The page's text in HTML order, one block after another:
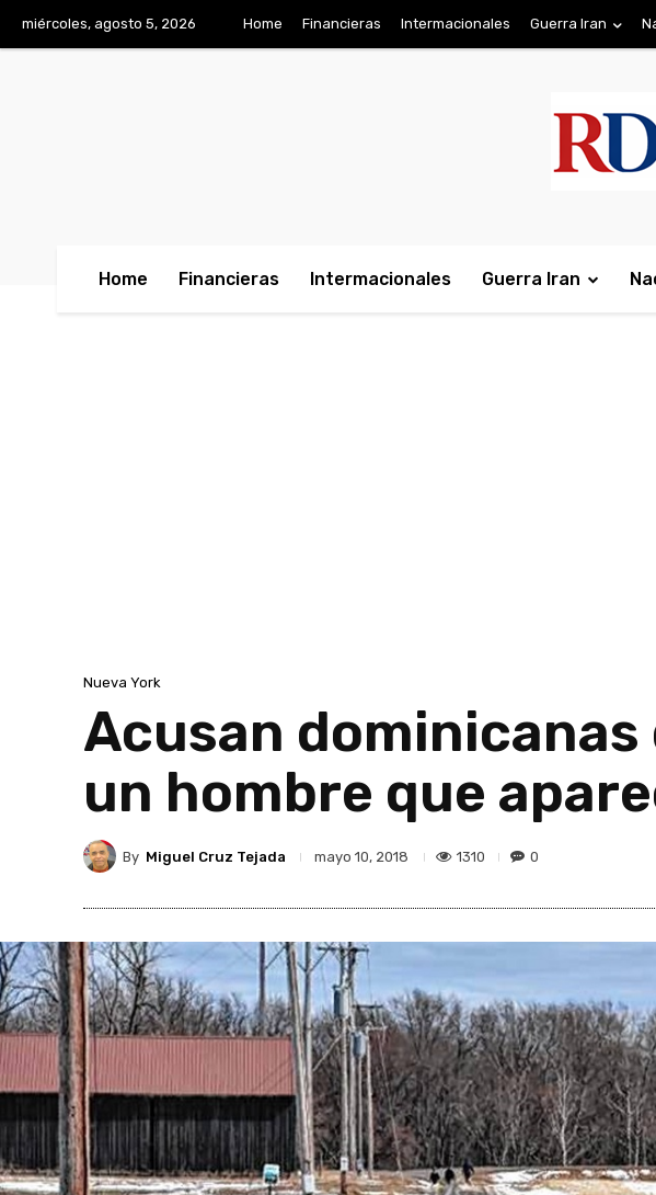
miércoles, agosto 5, 2026 Home Financieras Intermacionales Guerra Iran
Home Financieras Intermacionales Guerra Iran
Nueva York
Acusan
un hombre que
By Miguel Cruz Tejada mayo 10, 2018 1310 0